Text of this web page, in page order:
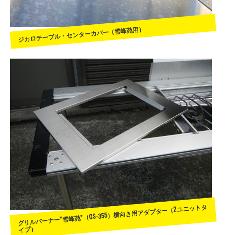
ジカロテーブル・センターカバー（雪峰苑用）
グリルバーナー”雪峰苑”（GS-355）横向き用アダプター（2ユニットタ
イプ）